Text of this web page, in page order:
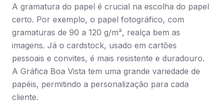
A gramatura do papel é crucial na escolha do papel
certo. Por exemplo, o papel fotográfico, com
gramaturas de 90 a 120 g/m², realça bem as
imagens. Já o cardstock, usado em cartões
pessoais e convites, é mais resistente e duradouro.
A Gráfica Boa Vista tem uma grande variedade de
papéis, permitindo a personalização para cada
cliente.